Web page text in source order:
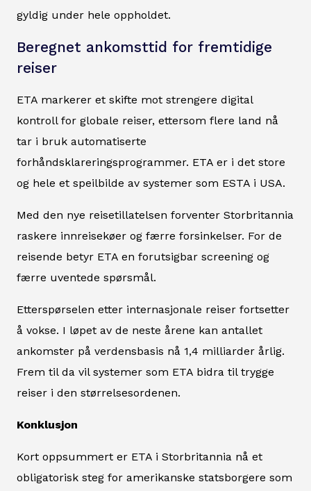
gyldig under hele oppholdet.
Beregnet ankomsttid for fremtidige
reiser
ETA markerer et skifte mot strengere digital
kontroll for globale reiser, ettersom flere land nå
tar i bruk automatiserte
forhåndsklareringsprogrammer. ETA er i det store
og hele et speilbilde av systemer som ESTA i USA.
Med den nye reisetillatelsen forventer Storbritannia
raskere innreisekøer og færre forsinkelser. For de
reisende betyr ETA en forutsigbar screening og
færre uventede spørsmål.
Etterspørselen etter internasjonale reiser fortsetter
å vokse. I løpet av de neste årene kan antallet
ankomster på verdensbasis nå 1,4 milliarder årlig.
Frem til da vil systemer som ETA bidra til trygge
reiser i den størrelsesordenen.
Konklusjon
Kort oppsummert er ETA i Storbritannia nå et
obligatorisk steg for amerikanske statsborgere som